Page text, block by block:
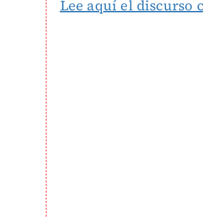
Lee aquí el discurso